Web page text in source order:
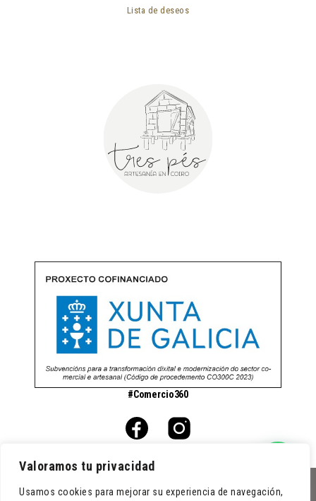
Valoramos tu privacidad
Usamos cookies para mejorar su experiencia de navegación,
Lista de deseos
#Comercio360